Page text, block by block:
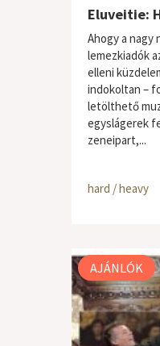
Eluveitie:
Ahogy a nagy
lemezkiadók
elleni
indokoltan –
letölthető
egyslágerek
zeneipart,...
hard / heavy
AJÁNLÓK